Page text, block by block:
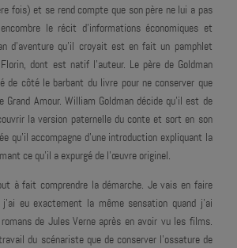
fois) et se rend compte que son père ne lui a pas
le récit d'informations économiques et
d'aventure qu'il croyait est en fait un pamphlet
dont est natif l'auteur. Le père de Goldman
de côté le barbant du livre pour ne conserver que
Amour. William Goldman décide qu'il est de
la version paternelle du conte et sort en son
qu'il accompagne d'une introduction expliquant la
ce qu'il a expurgé de l’œuvre originel.
à fait comprendre la démarche. Je vais en faire
eu exactement la même sensation quand j'ai
de Jules Verne après en avoir vu les films.
du scénariste que de conserver l'ossature de